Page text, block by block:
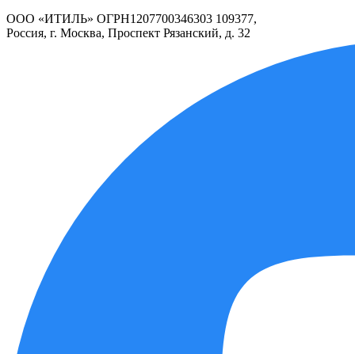
ООО «ИТИЛЬ» ОГРН1207700346303 109377,
Россия, г. Москва, Проспект Рязанский, д. 32